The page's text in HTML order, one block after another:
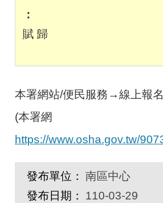
賦 歸
本署網站/便民服務→線上報
(本署網
https://www.osha.gov.tw/
發布單位： 南區中心
發布日期：
110-03-29